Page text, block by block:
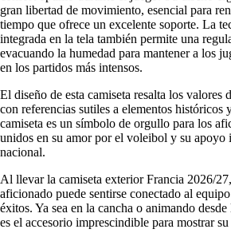
gran libertad de movimiento, esencial para
tiempo que ofrece un excelente soporte. La
integrada en la tela también permite una
evacuando la humedad para mantener a los
en los partidos más intensos.
El diseño de esta camiseta resalta los valores
con referencias sutiles a elementos históricos
camiseta es un símbolo de orgullo para los
unidos en su amor por el voleibol y su apoyo
nacional.
Al llevar la camiseta exterior Francia 2026/
aficionado puede sentirse conectado al
éxitos. Ya sea en la cancha o animando desde
es el accesorio imprescindible para mostrar